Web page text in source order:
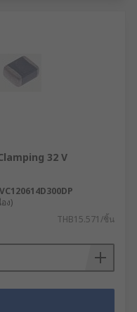
32 V
VC120614D300DP
ง)
THB15.571/ชิ้น